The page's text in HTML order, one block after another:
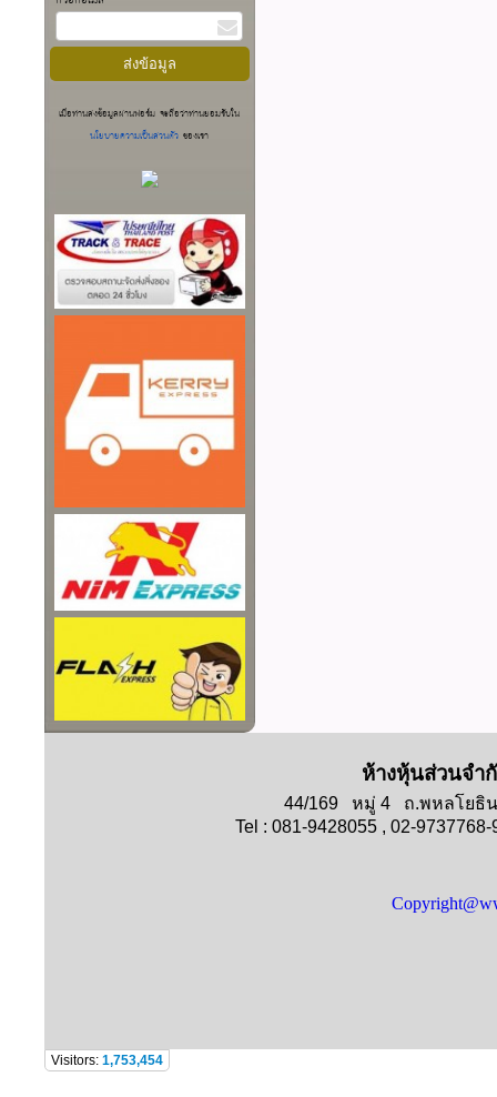
เมื่อท่านส่งข้อมูลผ่านฟอร์ม จะถือว่าท่านยอมรับใน
นโยบายความเป็นส่วนตัวของเรา
ห้างหุ้นส่วนจำ
44/169 หมู่ 4 ถ.พหลโยธิ
Tel : 081-9428055 , 02-
Visitors: 1,753,454